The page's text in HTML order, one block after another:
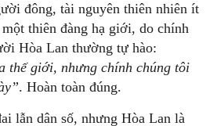
đông, tài nguyên thiên nhiên ít
thiên đàng hạ giới, do chính
Hòa Lan thường tự hào:
thế giới, nhưng chính chúng tôi
. Hoàn toàn đúng.
lẫn dân số, nhưng Hòa Lan là